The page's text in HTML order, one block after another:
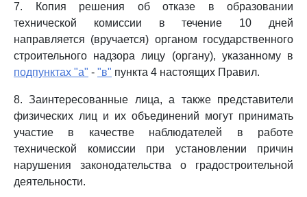
7. Копия решения об отказе в образовании
технической комиссии в течение 10 дней
направляется (вручается) органом государственного
строительного надзора лицу (органу), указанному в
подпунктах "а" - "в" пункта 4 настоящих Правил.
8. Заинтересованные лица, а также представители
физических лиц и их объединений могут принимать
участие в качестве наблюдателей в работе
технической комиссии при установлении причин
нарушения законодательства о градостроительной
деятельности.